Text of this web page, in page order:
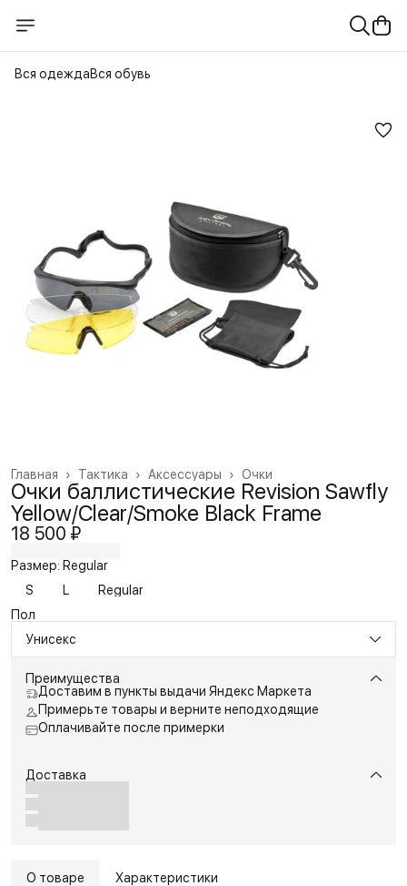
Вся одеждаВся обувь
Очки
Аксессуары ›
Тактика ›
Главная ›
Очки баллистические Revision Sawfly
Yellow/Clear/Smoke Black Frame
18 500 ₽
Размер: Regular
S
L
Regular
Пол
Унисекс
Преимущества
Доставим в пункты выдачи Яндекс Маркета
Примерьте товары и верните неподходящие
Оплачивайте после примерки
Доставка
О товаре Характеристики